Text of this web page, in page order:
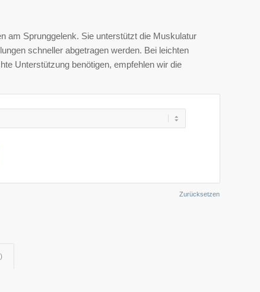
am Sprunggelenk. Sie unterstützt die Muskulatur
schneller abgetragen werden. Bei leichten
Unterstützung benötigen, empfehlen wir die
Zurücksetzen